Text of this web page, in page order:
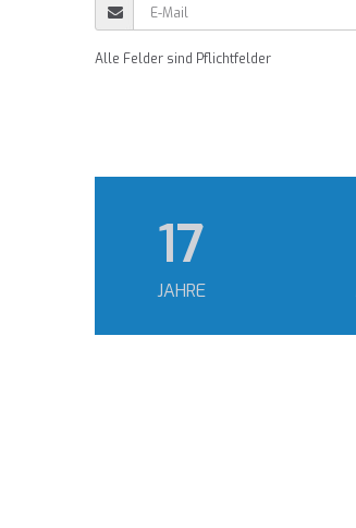
Alle Felder sind Pflichtfelder
24
JAHRE